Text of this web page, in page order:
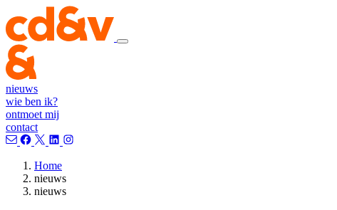
nieuws
wie ben ik?
ontmoet mij
contact
Home
nieuws
nieuws